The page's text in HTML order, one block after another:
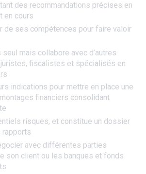
des recommandations précises en
en cours
de ses compétences pour faire valoir
mais collabore avec d’autres
fiscalistes et spécialisés en
indications pour mettre en place une
financiers consolidant
risques, et constitue un dossier
rapports
avec différentes parties
son client ou les banques et fonds